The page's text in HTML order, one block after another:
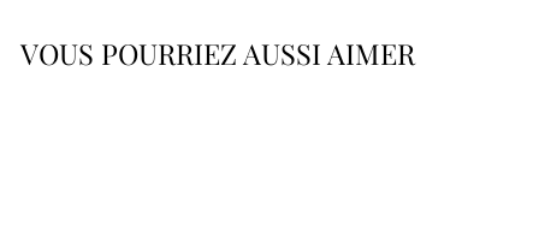
VOUS POURRIEZ AUSSI AIMER